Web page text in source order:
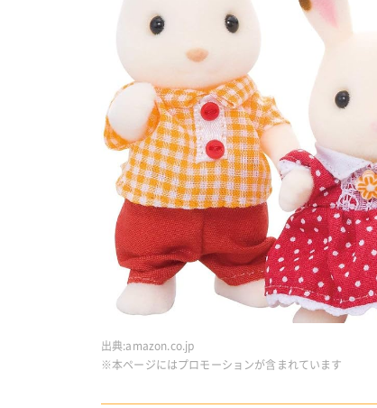
出典:amazon.co.jp
※本ページにはプロモーションが含まれています